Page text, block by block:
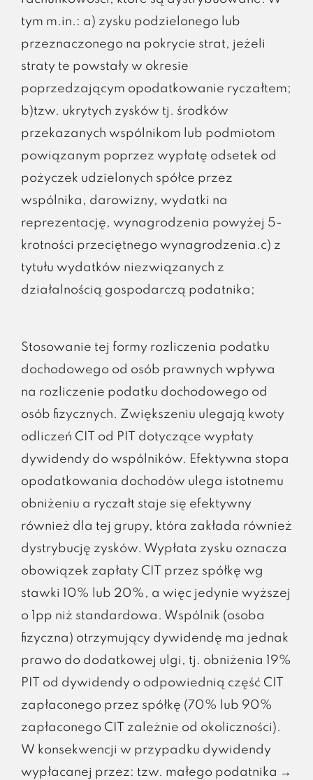
tym m.in.: a) zysku podzielonego lub
przeznaczonego na pokrycie strat, jeżeli
straty te powstały w okresie
poprzedzającym opodatkowanie ryczałtem;
b)tzw. ukrytych zysków tj. środków
przekazanych wspólnikom lub podmiotom
powiązanym poprzez wypłatę odsetek od
pożyczek udzielonych spółce przez
wspólnika, darowizny, wydatki na
reprezentację, wynagrodzenia powyżej 5-
krotności przeciętnego wynagrodzenia.c) z
tytułu wydatków niezwiązanych z
działalnością gospodarczą podatnika;
Stosowanie tej formy rozliczenia podatku
dochodowego od osób prawnych wpływa
na rozliczenie podatku dochodowego od
osób fizycznych. Zwiększeniu ulegają kwoty
odliczeń CIT od PIT dotyczące wypłaty
dywidendy do wspólników. Efektywna stopa
opodatkowania dochodów ulega istotnemu
obniżeniu a ryczałt staje się efektywny
również dla tej grupy, która zakłada również
dystrybucję zysków. Wypłata zysku oznacza
obowiązek zapłaty CIT przez spółkę wg
stawki 10% lub 20%, a więc jedynie wyższej
o 1pp niż standardowa. Wspólnik (osoba
fizyczna) otrzymujący dywidendę ma jednak
prawo do dodatkowej ulgi, tj. obniżenia 19%
PIT od dywidendy o odpowiednią część CIT
zapłaconego przez spółkę (70% lub 90%
zapłaconego CIT zależnie od okoliczności).
W konsekwencji w przypadku dywidendy
wypłacanej przez: tzw. małego podatnika →